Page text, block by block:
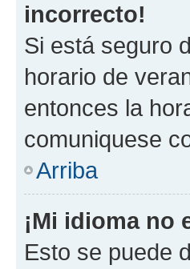
incorrecto!
Si está seguro
horario de
entonces la
comuniquese
Arriba
¡Mi idioma no
Esto se puede